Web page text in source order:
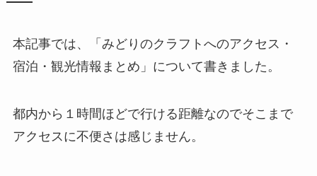
本記事では、「みどりのクラフトへのアクセス・
宿泊・観光情報まとめ」について書きました。
都内から１時間ほどで行ける距離なのでそこまで
アクセスに不便さは感じません。